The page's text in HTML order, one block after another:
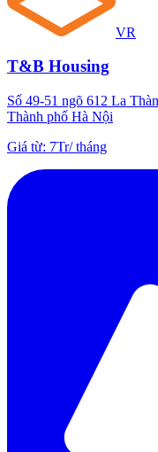
VR
T&B Housing
Số 49-51 ngõ 612 La
Thành phố Hà Nội
Giá từ: 7Tr/tháng